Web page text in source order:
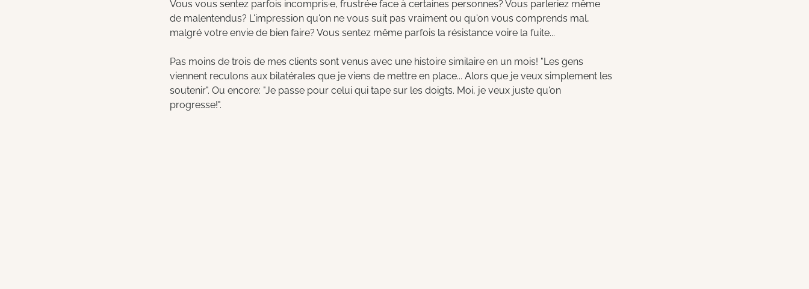
Vous vous sentez parfois incompris·e, frustré·e face à certaines personnes? Vous parleriez même
de malentendus? L'impression qu'on ne vous suit pas vraiment ou qu'on vous comprends mal,
malgré votre envie de bien faire? Vous sentez même parfois la résistance voire la fuite...
Pas moins de trois de mes clients sont venus avec une histoire similaire en un mois! "Les gens
viennent reculons aux bilatérales que je viens de mettre en place... Alors que je veux simplement les
soutenir". Ou encore: "Je passe pour celui qui tape sur les doigts. Moi, je veux juste qu'on
progresse!".